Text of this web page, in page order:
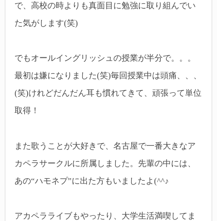
で、高校の時よりも真面目に勉強に取り組んでい
た気がします(笑)
でもオールイングリッシュの授業が半分で。。。
最初は嫌になりました(笑)毎回授業中は頭痛、、、
(笑)けれどだんだん耳も慣れてきて、頑張って単位
取得！
また歌うことが大好きで、名古屋で一番大きなア
カペラサークルに所属しました。先輩の中には、
あの“ハモネプ”に出た方もいましたよ(^^♪
アカペラライブもやったり、大学生活満喫してま